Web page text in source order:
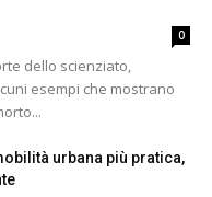
0
dello scienziato,
esempi che mostrano
urbana più pratica,